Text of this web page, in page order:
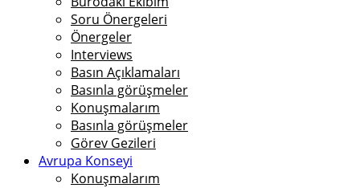
Soru Önergeleri
Önergeler
Interviews
Basın Açıklamaları
Basınla görüşmeler
Konuşmalarım
Basınla görüşmeler
Görev Gezileri
Avrupa Konseyi
Konuşmalarım